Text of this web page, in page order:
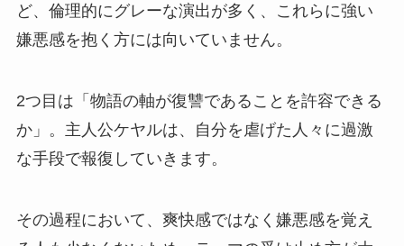
ど、倫理的にグレーな演出が多く、これらに強い
嫌悪感を抱く方には向いていません。
2つ目は「物語の軸が復讐であることを許容できる
か」。主人公ケヤルは、自分を虐げた人々に過激
な手段で報復していきます。
その過程において、爽快感ではなく嫌悪感を覚え